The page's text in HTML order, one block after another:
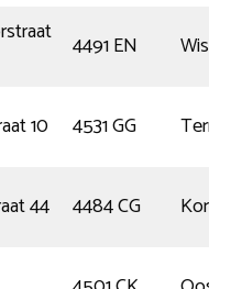
4491 EN
10 4531 GG
44 4484 CG